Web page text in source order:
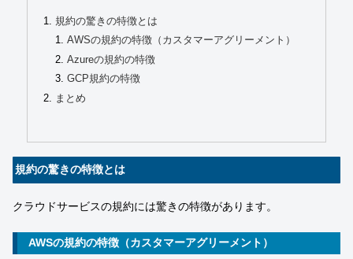
規約の驚きの特徴とは
AWSの規約の特徴（カスタマーアグリーメント）
Azureの規約の特徴
GCP規約の特徴
まとめ
規約の驚きの特徴とは
クラウドサービスの規約には驚きの特徴があります。
AWSの規約の特徴（カスタマーアグリーメント）